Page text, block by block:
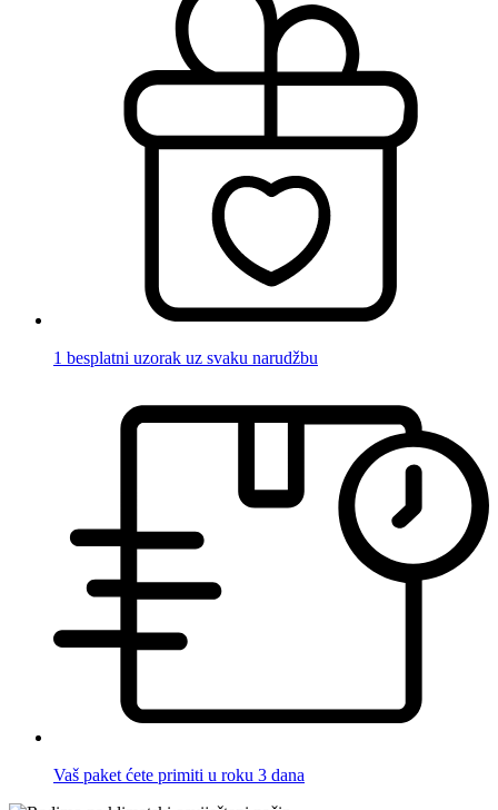
1 besplatni uzorak uz svaku narudžbu
Vaš paket ćete primiti u roku 3 dana